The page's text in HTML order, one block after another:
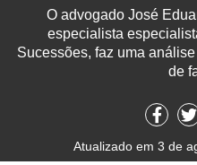
O advogado José
especialista
Sucessões, faz uma
de
Atualizado em 3 de